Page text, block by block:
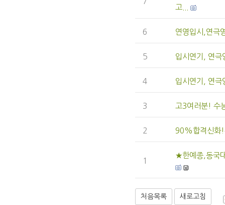
고...
6 연영입시,연극
5 입시연기, 연극
4 입시연기, 연극
3 고3여러분! 수
2 90%합격신화!
1
★한예종,동국
처음목록 새로고침